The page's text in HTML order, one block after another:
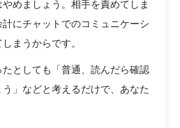
めましょう。相手を責めてしま
にチャットでのコミュニケーシ
まうからです。
としても「普通、読んだら確認
」などと考えるだけで、あなた